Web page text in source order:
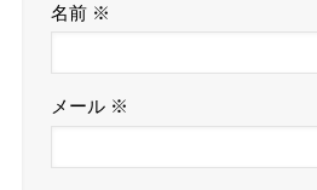
名前 ※
メール ※